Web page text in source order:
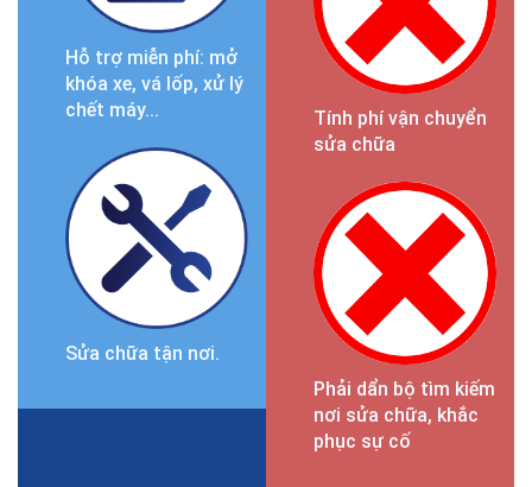
Hỗ trợ miễn phí: mở
khóa xe, vá lốp, xử lý
chết máy...
Sửa chữa tận nơi.
Tính phí vận chuyển
sửa chữa
Phải dẩn bộ tìm kiếm
nơi sửa chữa, khắc
phục sự cố